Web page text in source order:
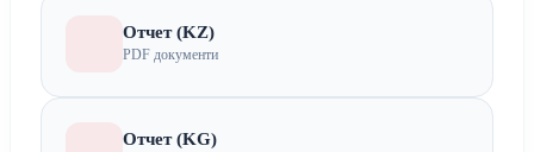
Отчет (KZ)
PDF документи
Отчет (KG)